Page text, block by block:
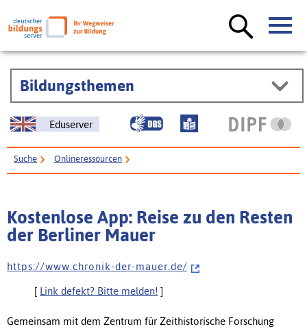
Bildungsthemen
Eduserver
Suche Onlineressourcen
Kostenlose App: Reise zu den Resten
der Berliner Mauer
h t t p s : / / w w w . c h r o n i k - d e r - m a u e r . d e /
[ Link defekt? Bitte melden! ]
Gemeinsam mit dem Zentrum für Zeithistorische Forschung